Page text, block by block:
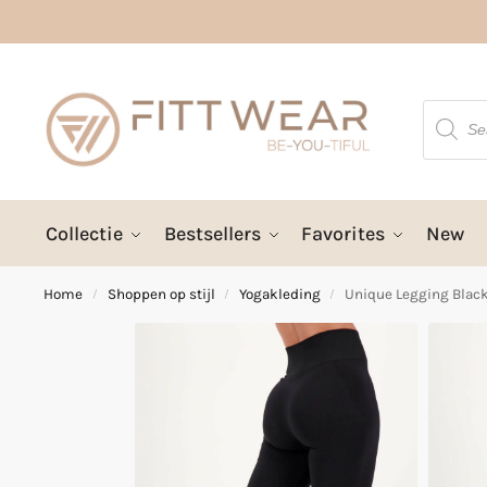
Collectie Bestsellers Favorites New
Home / Shoppen op stijl / Yogakleding / Unique Legging